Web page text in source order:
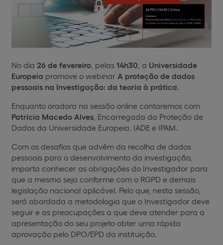
No dia 26 de fevereiro , pelas 14h30 , a Universidade
Europeia promove o webinar A proteção de dados
pessoais na Investigação: da teoria à prática.
Enquanto oradora na sessão online contaremos com
Patrícia Macedo Alves , Encarregada da Proteção de
Dados da Universidade Europeia, IADE e IPAM.
Com os desafios que advêm da recolha de dados
pessoais para o desenvolvimento da investigação,
importa conhecer as obrigações do Investigador para
que a mesma seja conforme com o RGPD e demais
legislação nacional aplicável. Pelo que, nesta sessão,
será abordada a metodologia que o Investigador deve
seguir e as preocupações a que deve atender para a
apresentação do seu projeto obter uma rápida
aprovação pelo DPO/EPD da instituição.